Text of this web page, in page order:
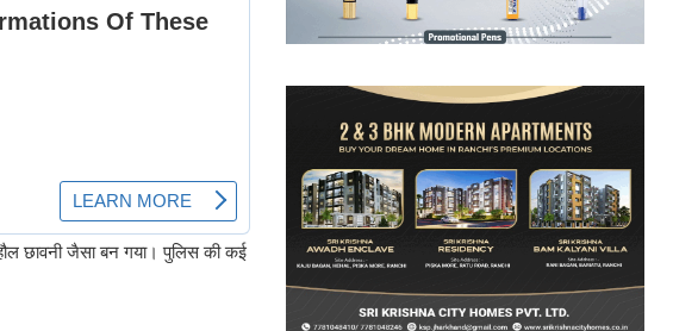
छावनी जैसा बन गया। पुलिस की कई